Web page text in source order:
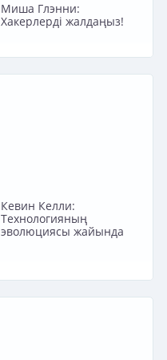
Миша Глэнни:
Хакерлерді жалдаңыз!
Кевин Келли:
Технологияның
эволюциясы жайында